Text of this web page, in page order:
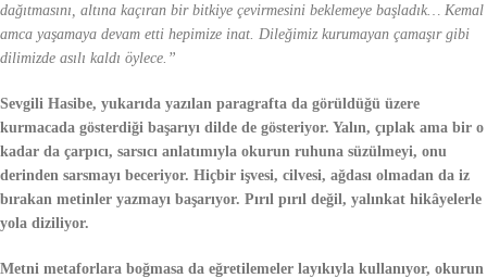
dağıtmasını, altına kaçıran bir bitkiye çevirmesini beklemeye başladık… Kemal
amca yaşamaya devam etti hepimize inat. Dileğimiz kurumayan çamaşır gibi
dilimizde asılı kaldı öylece.”
Sevgili Hasibe, yukarıda yazılan paragrafta da görüldüğü üzere
kurmacada gösterdiği başarıyı dilde de gösteriyor. Yalın, çıplak ama bir o
kadar da çarpıcı, sarsıcı anlatımıyla okurun ruhuna süzülmeyi, onu
derinden sarsmayı beceriyor. Hiçbir işvesi, cilvesi, ağdası olmadan da iz
bırakan metinler yazmayı başarıyor. Pırıl pırıl değil, yalınkat hikâyelerle
yola diziliyor.
Metni metaforlara boğmasa da eğretilemeler layıkıyla kullanıyor, okurun